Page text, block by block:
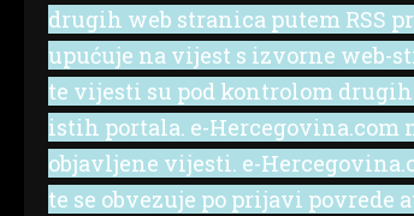
drugih web stranica putem RSS
upućuje na vijest s izvorne web-
te vijesti su pod kontrolom
istih portala. e-
objavljene vijesti. e-
te se obvezuje po prijavi